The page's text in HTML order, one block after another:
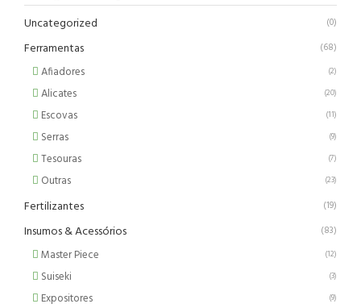
Uncategorized (0)
Ferramentas (68)
Afiadores (2)
Alicates (20)
Escovas (11)
Serras (9)
Tesouras (7)
Outras (23)
Fertilizantes (19)
Insumos & Acessórios (83)
Master Piece (12)
Suiseki (3)
Expositores (9)